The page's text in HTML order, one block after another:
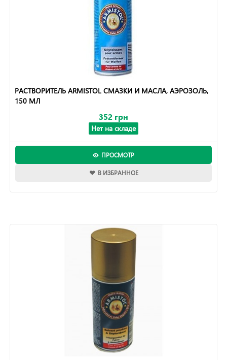
РАСТВОРИТЕЛЬ ARMISTOL СМАЗКИ И МАСЛА, АЭРОЗОЛЬ,
150 МЛ
352 грн
Нет на складе
ПРОСМОТР
В ИЗБРАННОЕ